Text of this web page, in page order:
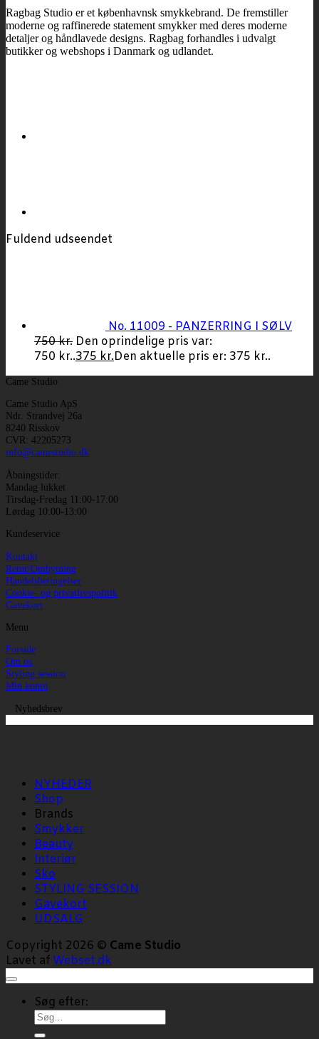
Ragbag Studio er et københavnsk smykkebrand. De fremstiller
moderne og raffinerede statement smykker med deres moderne
detaljer og håndlavede designs. Ragbag forhandles i udvalgt
butikker og webshops i Danmark og udlandet.
Fuldend udseendet
No. 11009 - PANZERRING I SØLV
750kr. Den oprindelige pris var:
750 kr..375 kr.Den aktuelle pris er: 375 kr..
Came Studio
Came Studio ApS
Ndr. Strandvej 26a
8240 Risskov
CVR: 42205273
info@camestudio.dk
Åbningstider:
Mandag lukket
Tirsdag-Fredag 11:00-17:00
Lørdag 10:00-13:00
Kundeservice
Kontakt
Retur/Ombytning
Handelsbetingelser
Cookie- og privatlivspolitik
Gavekort
Menu
Forside
Om os
Styling session
Min konto
Nyhedsbrev
NYHEDER
Shop
Brands
Smykker
Beauty
Interiør
Sko
STYLING SESSION
Gavekort
UDSALG
Copyright 2026 © Came Studio
Lavet af Webset.dk
Søg efter: